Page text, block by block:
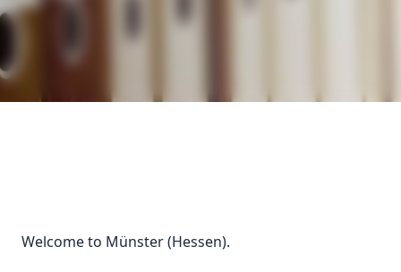
Welcome to Münster (Hessen).